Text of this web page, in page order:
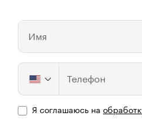
Имя
Телефон
Я соглашаюсь на